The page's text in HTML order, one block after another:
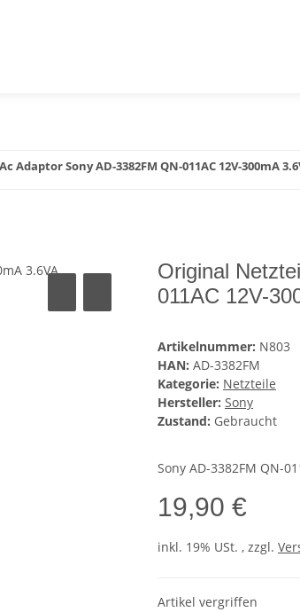
Adaptor Sony AD-3382FM QN-011AC 12V-300mA
Original
011AC 12V-
Artikelnummer: N803
HAN: AD-3382FM
Kategorie: Netzteile
Hersteller: Sony
Zustand: Gebraucht
Sony AD-3382FM QN-
19,90 €
inkl. 19% USt. , zzgl.
Artikel vergriffen